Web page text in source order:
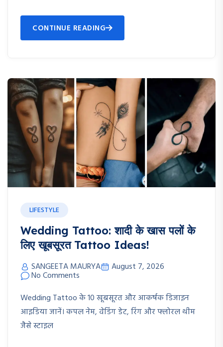
CONTINUE READING
LIFESTYLE
Wedding Tattoo: शादी के खास पलों के
लिए खूबसूरत Tattoo Ideas!
SANGEETA MAURYA August 7, 2026
No Comments
Wedding Tattoo के 10 खूबसूरत और आकर्षक डिजाइन
आइडिया जानें। कपल नेम, वेडिंग डेट, रिंग और फ्लोरल थीम
जैसे स्टाइल